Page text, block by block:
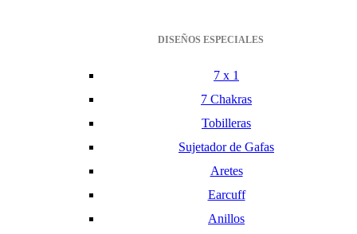
DISEÑOS ESPECIALES
7 x 1
7 Chakras
Tobilleras
Sujetador de Gafas
Aretes
Earcuff
Anillos